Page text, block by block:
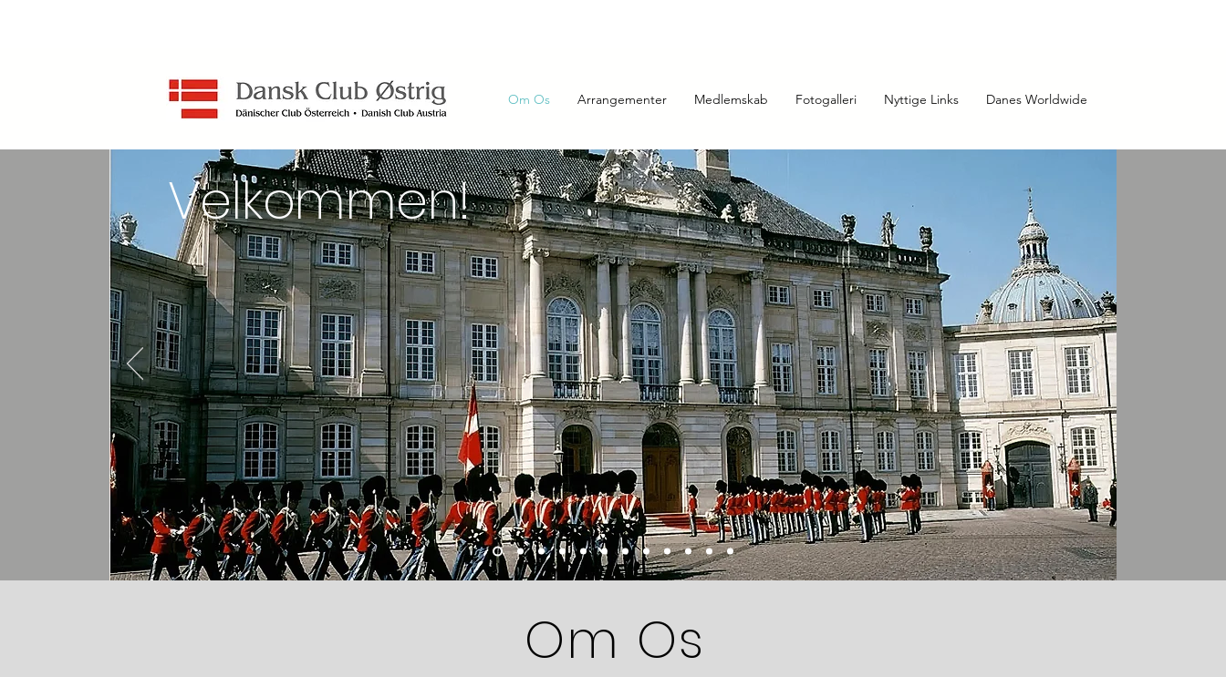
Om Os Arrangementer Medlemskab Fotogalleri Nyttige Links Danes Worldwide
Velkommen!
Om Os